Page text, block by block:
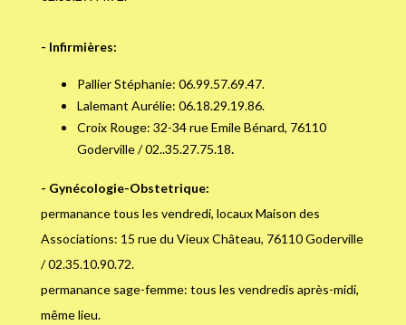
- Infirmières:
Pallier Stéphanie: 06.99.57.69.47.
Lalemant Aurélie: 06.18.29.19.86.
Croix Rouge: 32-34 rue Emile Bénard, 76110
Goderville / 02..35.27.75.18
- Gynécologie-Obstetrique:
permanance tous les vendredi, locaux Maison des
Associations: 15 rue du Vieux Château, 76110 Goderville
/ 02.35.10.90.72.
permanance sage-femme: tous les vendredis après-midi,
même lieu.